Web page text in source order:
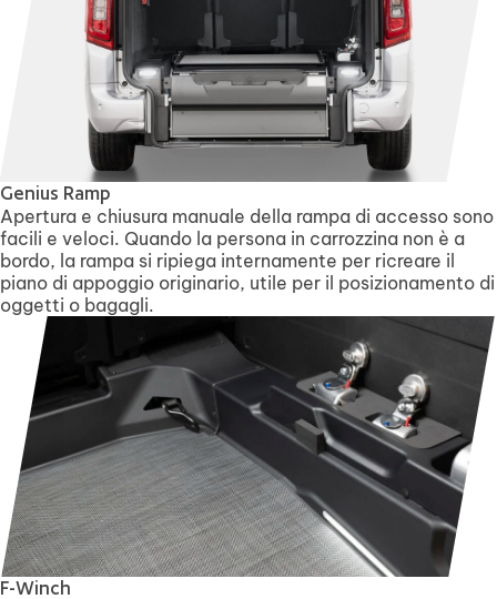
Genius Ramp
Apertura e chiusura manuale della rampa di accesso sono
facili e veloci. Quando la persona in carrozzina non è a
bordo, la rampa si ripiega internamente per ricreare il
piano di appoggio originario, utile per il posizionamento di
oggetti o bagagli.
F-Winch